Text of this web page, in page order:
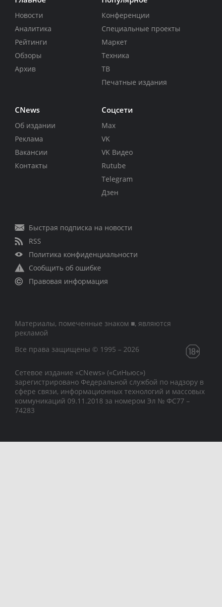
Новости
Аналитика
Рейтинги
Обзоры
Архив
Конференции
Специальные проекты
Маркет
Техника
ТВ
Печатные издания
CNews
Об издании
Реклама
Вакансии
Контакты
Соцсети
Max
VK
VK Видео
Rutube
Telegram
Дзен
Быстрая подписка на новости
RSS
Политика конфиденциальности
Сообщить об ошибке
Правовая информация
Материалы, помеченные знаком ■, являются
рекламой
Все права защищены © 1995 – 2026
Сетевое издание «CNews» («СиНьюс»)
зарегистрировано Федеральной службой по надзору в
сфере связи, информационных технологий и массовых
коммуникаций 09.11.2018 за номером Эл № ФС77 –
74283